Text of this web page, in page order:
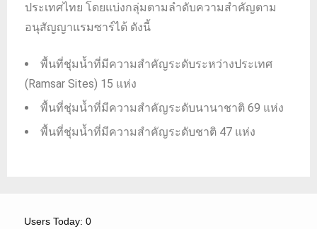
ประเทศไทย โดยแบ่งกลุ่มตามลำดับความสำคัญตาม
อนุสัญญาแรมซาร์ได้ ดังนี้
พื้นที่ชุ่มน้ำที่มีความสำคัญระดับระหว่างประเทศ
(Ramsar Sites) 15 แห่ง
พื้นที่ชุ่มน้ำที่มีความสำคัญระดับนานาชาติ 69 แห่ง
พื้นที่ชุ่มน้ำที่มีความสำคัญระดับชาติ 47 แห่ง
Users Today: 0